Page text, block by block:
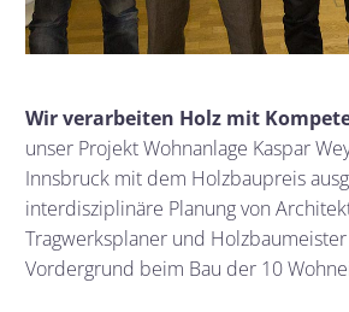
Wir verarbeiten Holz mit
unser Projekt Wohnanlage Kaspar
Innsbruck mit dem Holzbaupreis
interdisziplinäre Planung von
Tragwerksplaner und
Vordergrund beim Bau der 10